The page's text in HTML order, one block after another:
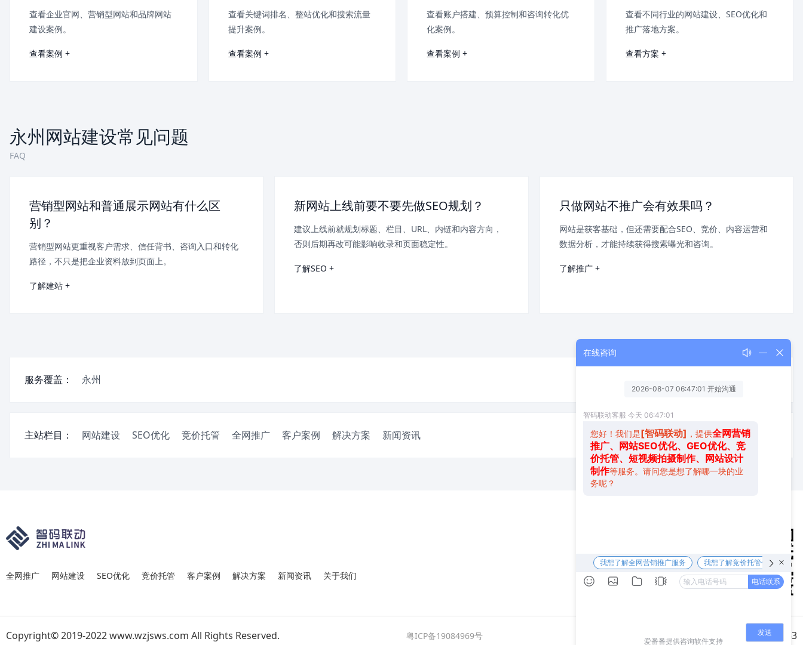
查看企业官网、营销型网站和品牌网站
建设案例。
查看案例 +
查看关键词排名、整站优化和搜索流量
提升案例。
查看案例 +
查看账户搭建、预算控制和咨询转化优
化案例。
查看案例 +
查看不同行业的网站建设、SEO优化和
推广落地方案。
查看方案 +
永州网站建设常见问题
FAQ
营销型网站和普通展示网站有什么区
别？
营销型网站更重视客户需求、信任背书、咨询入口和转化
路径，不只是把企业资料放到页面上。
了解建站 +
新网站上线前要不要先做SEO规划？
建议上线前就规划标题、栏目、URL、内链和内容方向，
否则后期再改可能影响收录和页面稳定性。
了解SEO +
只做网站不推广会有效果吗？
网站是获客基础，但还需要配合SEO、竞价、内容运营和
数据分析，才能持续获得搜索曝光和咨询。
了解推广 +
服务覆盖： 永州
主站栏目： 网站建设 SEO优化 竞价托管 全网推广 客户案例 解决方案 新闻资讯
全网推广 网站建设 SEO优化 竞价托管 客户案例 解决方案 新闻资讯 关于我们
服务热线
152 1949 0811
Copyright© 2019-2022 www.wzjsws.com All Rights Reserved. 粤ICP备19084969号 深圳市龙华新区新牛路港深国际中心六楼633
在线咨询